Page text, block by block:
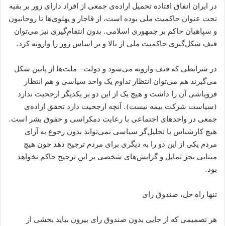
در ایران اتفاق افتاده تحمیل اراده‌ی جمعی از افراد دارای زور بر بقیه
تحت عنوان حاکمیت ملی بوده است، از قاجار و پهلوی‌ها تا روحانیون
و سپاهیان حاکم بر جمهوری اسلامی. بدون انتقام‌گیری نیز می‌توان
قیف شکل‌گیری حاکمیت ملی از بالا و بر اساس زور را وارونه کرد.
در شرایطی که قیف وارونه می‌شود و دولت- ملت‌ها از پایین شکل
می‌گیرند هم می‌توان انتظار تداوم یک واحد سیاسی و هم انتظار
فروپاشی آن را داشت و هیچ یک از این دو بر یکدیگر ارجحیت ندارد
(سیاست شرکت بیمه نیست). آنچه ارجحیت دارد تحقق اراده‌ی
جمعی در واحدهای اجتماعی با رعایت دمکراسی و حقوق بشر است.
هیچ کارشناس یا تحلیل‌گر سیاسی نمی‌تواند بدون رجوع به آرای
مردم یکی از این دو را به دیگری برای مردم ترجیح دهد چون هیچ
مبنایی بجز تمایل و گرایش‌های شخصی بر این ترجیح حاکم نخواهد
بود.
تنها راه حل، صندوق رای
هر تصمیمی که از جایی بدون صندوق رای بیرون بیاید بخشی از